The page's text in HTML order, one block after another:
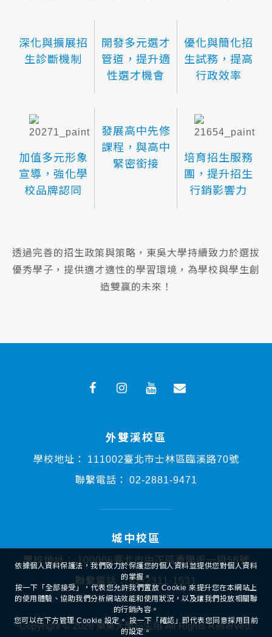
深化與擴展招
生診斷機制
開發多元選才
管道，提升適
性選才機會
優化與簡化招
生試務，提高
行政效率
加值多元形象
宣導，強化學
校品牌認同
發展高中先修
課程，與高中
緊密銜接
培育招生服務
團，提升招生
行銷影響力
透過完善的招生政策與策略，東吳大學持續致力於選拔
優秀學子，提供適才適性的學習環境，為學校與學生創
造雙贏的未來！
外雙溪校區
學校地址：
111002臺北市士林區臨溪路70號
聯繫電話：
02-2881-9471
城中校區
學校地址： 100006臺北市中正區貴陽街一段56號
聯繫電話： 02-2311-1531
Copyright © 2026 東吳大學招生組 All Rights Reserved.
依據個人資料保護法，我們致力於保護您的個人資料並提供您對個人資料
的掌握。
按一下「全部接受」，代表您允許我們置放 Cookie 來提升您在本網站上
的使用體驗、協助我們分析網站效能和使用狀況，以及讓我們投放相關聯
的行銷內容。
您可以在下方管理 Cookie 設定。 按一下「確認」即代表您同意採用目前
的設定。